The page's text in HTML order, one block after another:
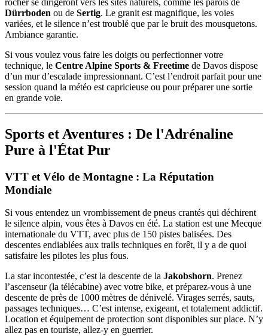
Dürrboden ou de Sertig. Le granit est magnifique, les voies
variées, et le silence n’est troublé que par le bruit des mousquetons.
Ambiance garantie.
Si vous voulez vous faire les doigts ou perfectionner votre
technique, le Centre Alpine Sports & Freetime de Davos dispose
d’un mur d’escalade impressionnant. C’est l’endroit parfait pour une
session quand la météo est capricieuse ou pour préparer une sortie
en grande voie.
Sports et Aventures : De l'Adrénaline
Pure à l'État Pur
VTT et Vélo de Montagne : La Réputation
Mondiale
Si vous entendez un vrombissement de pneus crantés qui déchirent
le silence alpin, vous êtes à Davos en été. La station est une Mecque
internationale du VTT, avec plus de 150 pistes balisées. Des
descentes endiablées aux trails techniques en forêt, il y a de quoi
satisfaire les pilotes les plus fous.
La star incontestée, c’est la descente de la Jakobshorn. Prenez
l’ascenseur (la télécabine) avec votre bike, et préparez-vous à une
descente de près de 1000 mètres de dénivelé. Virages serrés, sauts,
passages techniques… C’est intense, exigeant, et totalement addictif.
Location et équipement de protection sont disponibles sur place. N’y
allez pas en touriste, allez-y en guerrier.